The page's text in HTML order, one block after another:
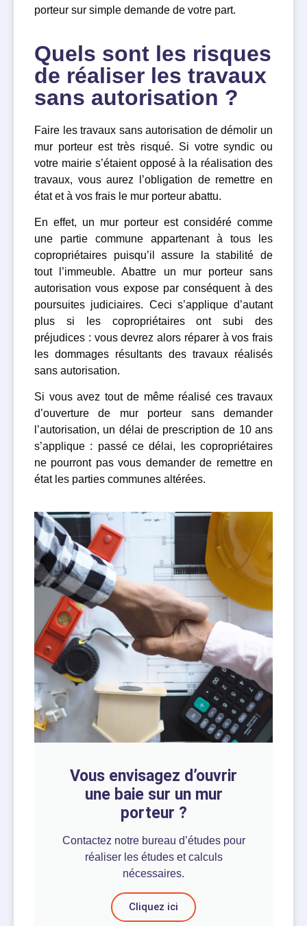
porteur sur simple demande de votre part.
Quels sont les risques
de réaliser les travaux
sans autorisation ?
Faire les travaux sans autorisation de démolir un
mur porteur est très risqué. Si votre syndic ou
votre mairie s’étaient opposé à la réalisation des
travaux, vous aurez l’obligation de remettre en
état et à vos frais le mur porteur abattu.
En effet, un mur porteur est considéré comme
une partie commune appartenant à tous les
copropriétaires puisqu’il assure la stabilité de
tout l’immeuble. Abattre un mur porteur sans
autorisation vous expose par conséquent à des
poursuites judiciaires. Ceci s’applique d’autant
plus si les copropriétaires ont subi des
préjudices : vous devrez alors réparer à vos frais
les dommages résultants des travaux réalisés
sans autorisation.
Si vous avez tout de même réalisé ces travaux
d’ouverture de mur porteur sans demander
l’autorisation, un délai de prescription de 10 ans
s’applique : passé ce délai, les copropriétaires
ne pourront pas vous demander de remettre en
état les parties communes altérées.
Vous envisagez d’ouvrir
une baie sur un mur
porteur ?
Contactez notre bureau d’études pour
réaliser les études et calculs
nécessaires.
Cliquez ici